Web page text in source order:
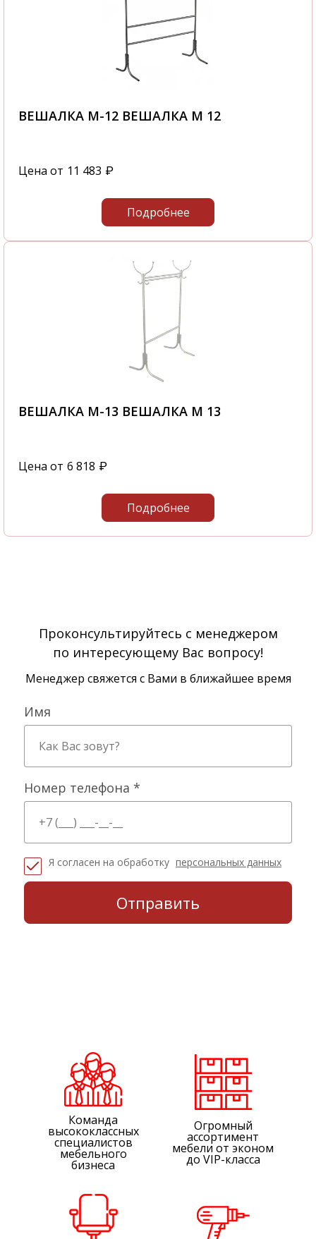
ВЕШАЛКА М-12 ВЕШАЛКА М 12
Цена от 11 483 ₽
Подробнее
ВЕШАЛКА М-13 ВЕШАЛКА М 13
Цена от 6 818 ₽
Подробнее
Проконсультируйтесь с менеджером
по интересующему Вас вопросу!
Менеджер свяжется с Вами в ближайшее время
Имя
Номер телефона *
Я согласен на обработку персональных данных
Команда
высококлассных
специалистов
мебельного
бизнеса
Огромный
ассортимент
мебели от эконом
до VIP-класса